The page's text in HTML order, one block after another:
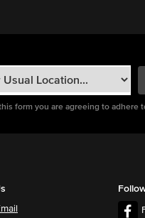
form you are agreeing to adhere